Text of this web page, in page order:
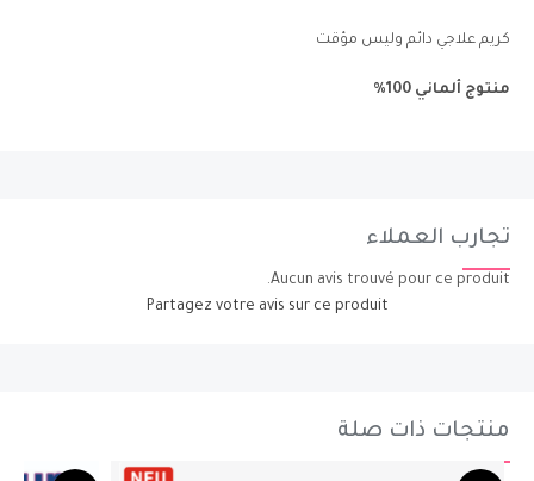
كريم علاجي دائم وليس مؤقت
منتوج ألماني 100%
تجارب العملاء
Aucun avis trouvé pour ce produit.
Partagez votre avis sur ce produit
منتجات ذات صلة